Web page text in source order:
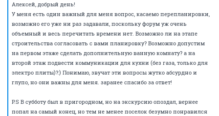
Алексей, добрый день!
У меня есть один важный для меня вопрос, касаемо перепланировки,
возможно его уже ни раз задавали, поскольку форум уж очень
объемный и весь перечитать времени нет. Возможно ли на этапе
строительства согласовать с вами планировку? Возможно допустим
на первом этаже сделать дополнительную ванную комнату? а на
второй этаж подвести коммуникации для кухни (без газа, только для
электро плиты)?:) Понимаю, звучат эти вопросы жутко абсурдно и
глупо, но они важны для меня. заранее спасибо за ответ!
P.S В субботу был в пригородном, но на экскурсию опоздал, вернее
попал на самый конец, но тем не менее поселок безумно понравился